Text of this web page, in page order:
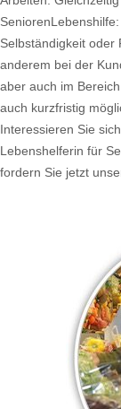
Selbständigkeit oder
anderem bei der
aber auch im
auch kurzfristig
Interessieren Sie
Lebenshelferin für
fordern Sie jetzt